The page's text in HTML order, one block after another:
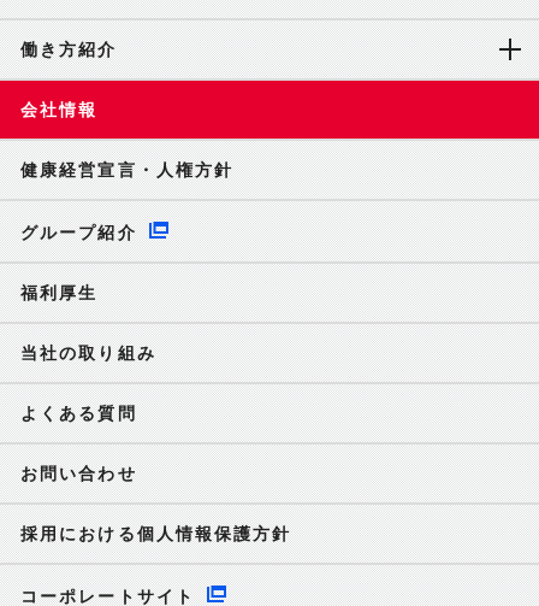
働き方紹介
会社情報
健康経営宣言・人権方針
グループ紹介
福利厚生
当社の取り組み
よくある質問
お問い合わせ
採用における個人情報保護方針
コーポレートサイト